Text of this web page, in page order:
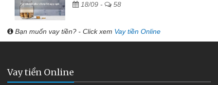
18/09 - 58
Bạn muốn vay tiền? - Click xem Vay tiền Online
Vay tiền Online